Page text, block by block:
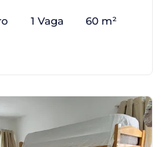
1 Vaga 60 m²